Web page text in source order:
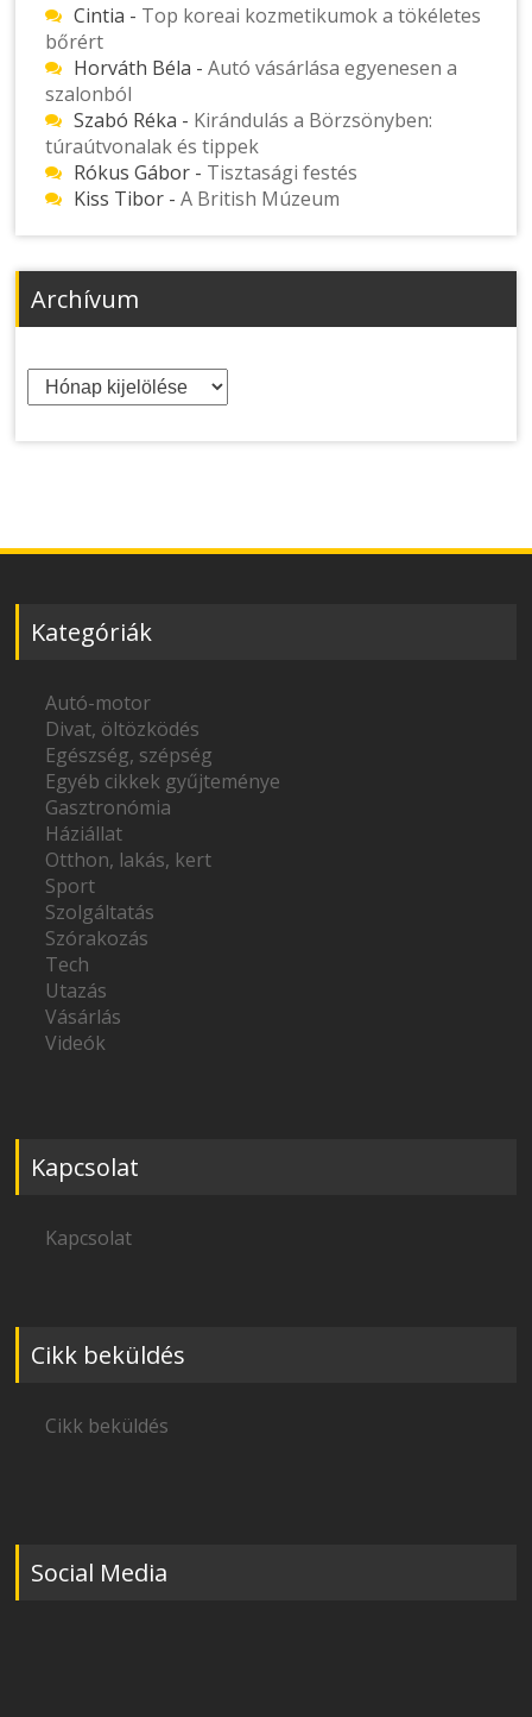
Cintia - Top koreai kozmetikumok a tökéletes
bőrért
Horváth Béla -Autó vásárlása egyenesen a
szalonból
Szabó Réka - Kirándulás a Börzsönyben:
túraútvonalak és tippek
Rókus Gábor - Tisztasági festés
Kiss Tibor -A British Múzeum
Archívum
Archívum
Kategóriák
Autó-motor
Divat, öltözködés
Egészség, szépség
Egyéb cikkek gyűjteménye
Gasztronómia
Háziállat
Otthon, lakás, kert
Sport
Szolgáltatás
Szórakozás
Tech
Utazás
Vásárlás
Videók
Kapcsolat
Kapcsolat
Cikk beküldés
Cikk beküldés
Social Media